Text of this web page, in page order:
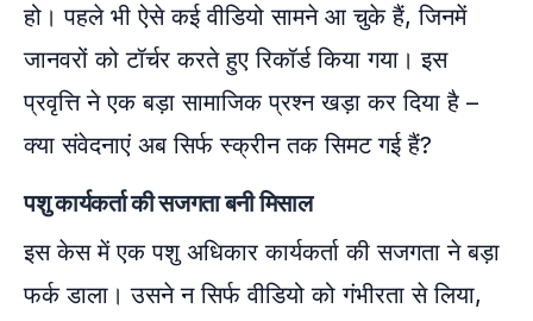
हो। पहले भी ऐसे कई वीडियो सामने आ चुके हैं, जिनमें
जानवरों को टॉर्चर करते हुए रिकॉर्ड किया गया। इस
प्रवृत्ति ने एक बड़ा सामाजिक प्रश्न खड़ा कर दिया है –
क्या संवेदनाएं अब सिर्फ स्क्रीन तक सिमट गई हैं?
पशु कार्यकर्ता की सजगता बनी मिसाल
इस केस में एक पशु अधिकार कार्यकर्ता की सजगता ने बड़ा
फर्क डाला। उसने न सिर्फ वीडियो को गंभीरता से लिया,